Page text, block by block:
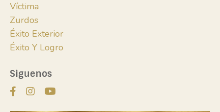
Víctima
Zurdos
Éxito Exterior
Éxito Y Logro
Siguenos